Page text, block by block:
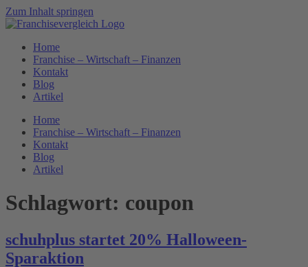
Zum Inhalt springen
Home
Franchise – Wirtschaft – Finanzen
Kontakt
Blog
Artikel
Home
Franchise – Wirtschaft – Finanzen
Kontakt
Blog
Artikel
Schlagwort: coupon
schuhplus startet 20% Halloween-
Sparaktion